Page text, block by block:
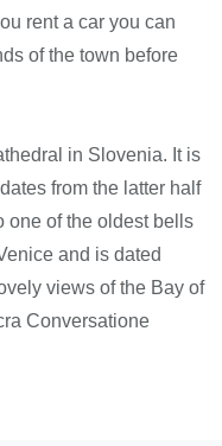
rent a car you can
of the town before
in Slovenia. It is
from the latter half
one of the oldest bells
and is dated
views of the Bay of
Conversatione